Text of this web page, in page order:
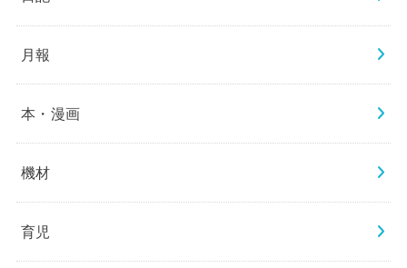
月報
本・漫画
機材
育児